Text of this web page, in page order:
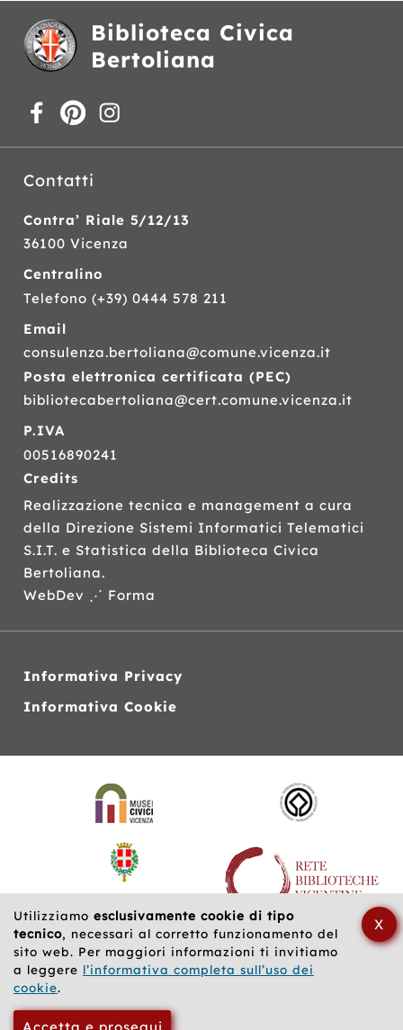
Utilizziamo esclusivamente cookie di tipo
tecnico, necessari al corretto funzionamento del
sito web. Per maggiori informazioni ti invitiamo
a leggere l’informativa completa sull’uso dei
cookie.
X
Biblioteca Civica
Bertoliana
Contatti
Contra’ Riale 5/12/13
36100 Vicenza
Centralino
Telefono(+39) 0444 578 211
Email
consulenza.bertoliana@comune.vicenza.it
Posta elettronica certificata (PEC)
bibliotecabertoliana@cert.comune.vicenza.it
P.IVA
00516890241
Credits
Realizzazione tecnica e management a cura
della Direzione Sistemi Informatici Telematici
S.I.T. e Statistica della Biblioteca Civica
Bertoliana.
WebDev ⋰ Forma
Informativa Privacy
Informativa Cookie